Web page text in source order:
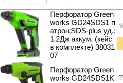
Перфоратор Green
works GD24SDS1 п
атрон:SDS-plus уд.:
1.2Дж аккум. (кейс
в комплекте) 38031
07
Перфоратор Green
works GD24SDS1K